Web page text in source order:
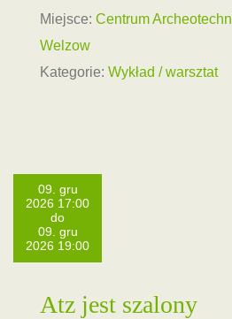
Miejsce: Centrum
Welzow
Kategorie: Wykład / warsztat
09. gru
2026 17:00
do
09. gru
2026 19:00
Atz jest szalony